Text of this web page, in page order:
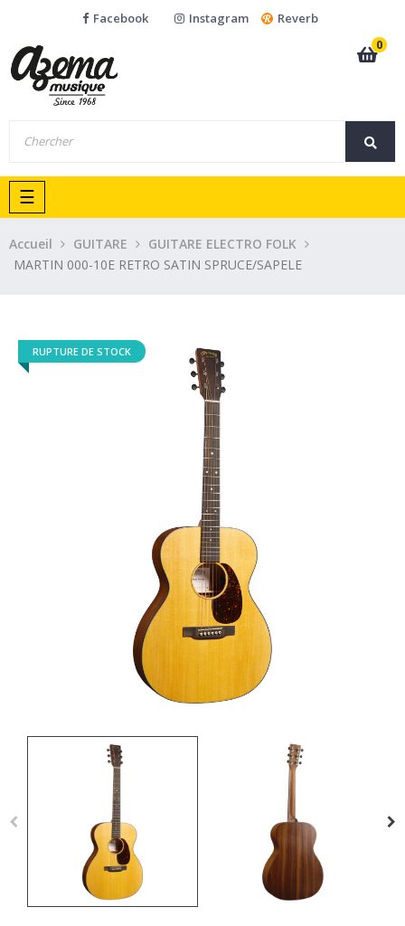
Facebook Instagram
Reverb
0
Basculer
la
navigation
☰
Accueil GUITARE
GUITARE ELECTRO FOLK
MARTIN 000-10E RETRO SATIN SPRUCE/SAPELE
RUPTURE DE STOCK